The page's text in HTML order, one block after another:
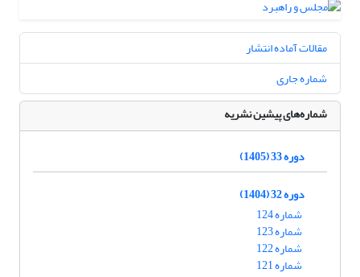
مقالات آماده انتشار
شماره جاری
شماره‌های پیشین نشریه
دوره 33 (1405)
دوره 32 (1404)
شماره 124
شماره 123
شماره 122
شماره 121